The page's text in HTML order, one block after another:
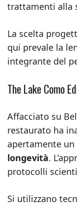
trattamenti alla
La scelta
qui prevale la
integrante del
The Lake Como
Affacciato su
restaurato ha
apertamente
longevità.
protocolli
Si utilizzano